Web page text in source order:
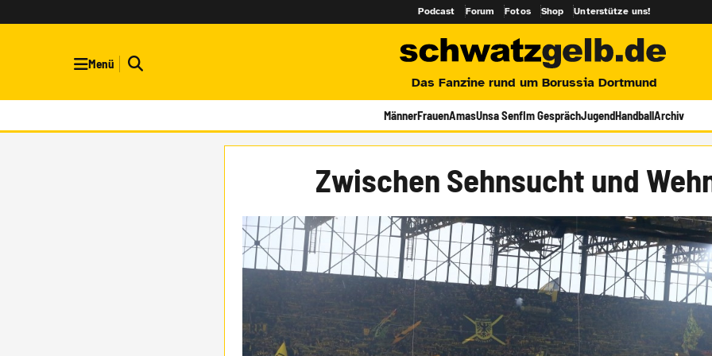
Podcast Forum Fotos Shop Unterstütze uns!
Menü
Das Fanzine rund um Borussia Dortmund
MännerFrauenAmasUnsa SenfIm GesprächJugendHandballArchiv
Zwischen Sehnsucht und